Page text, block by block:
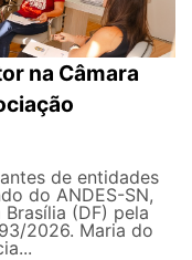
na Câmara
de entidades
do ANDES-SN,
(DF) pela
2026. Maria do